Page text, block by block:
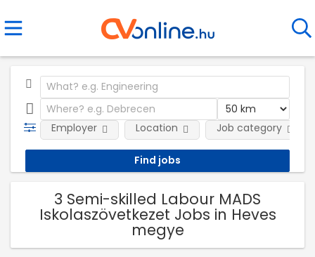
Employer Location Job category
3 Semi-skilled Labour MADS
Iskolaszövetkezet Jobs in Heves
megye